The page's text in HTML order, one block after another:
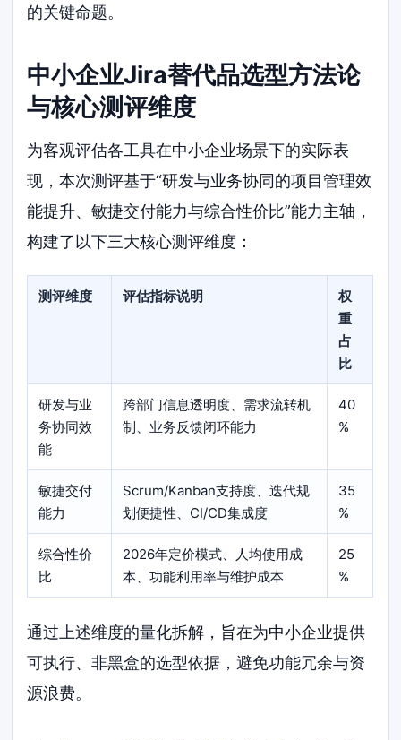
的关键命题。
中小企业Jira替代品选型方法论
与核心测评维度
为客观评估各工具在中小企业场景下的实际表
现，本次测评基于“研发与业务协同的项目管理效
能提升、敏捷交付能力与综合性价比”能力主轴，
构建了以下三大核心测评维度：
测评维度 评估指标说明
权
重
占
比
研发与业
务协同效
能
跨部门信息透明度、需求流转机
制、业务反馈闭环能力
40
%
敏捷交付
能力
Scrum/Kanban支持度、迭代规
划便捷性、CI/CD集成度
35
%
综合性价
比
2026年定价模式、人均使用成
本、功能利用率与维护成本
25
%
通过上述维度的量化拆解，旨在为中小企业提供
可执行、非黑盒的选型依据，避免功能冗余与资
源浪费。